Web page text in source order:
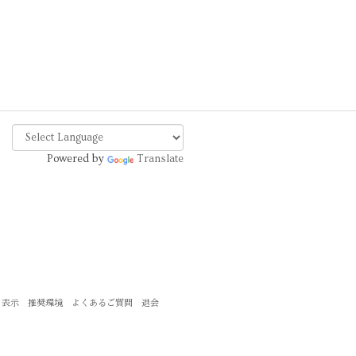
Powered by Translate
示 推奨環境 よくあるご質問 退会